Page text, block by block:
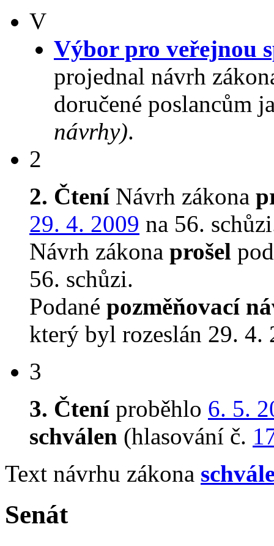
V
Výbor pro veřejnou
projednal návrh
doručené poslancům
návrhy).
2
2. ČteníNávrh zákona
29. 4. 2009 na 56.
Návrh zákona prošel
56. schůzi.
Podané pozměňovací
který byl rozeslán 29. 4.
3
3. Čteníproběhlo 6. 5.
schválen (hlasování č.
Text návrhu zákona
Senát